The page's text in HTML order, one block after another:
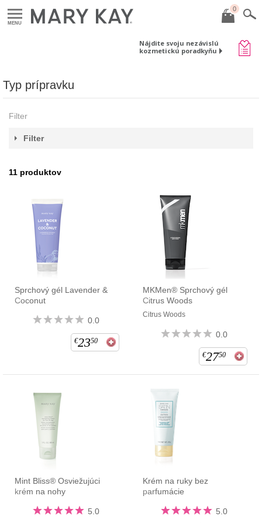
MENU
0
Nájdite svoju nezávislú
kozmetickú poradkyňu
Typ prípravku
Filter
Filter
11 produktov
Sprchový gél Lavender &
Coconut
0.0
€2350
MKMen® Sprchový gél
Citrus Woods
Citrus Woods
0.0
€2750
Mint Bliss® Osviežujúci
krém na nohy
5.0
Krém na ruky bez
parfumácie
5.0